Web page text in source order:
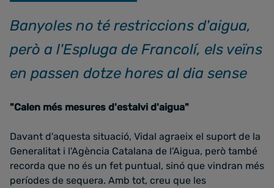
Banyoles no té restriccions d'aigua,
però a l'Espluga de Francolí, els veïns
en passen dotze hores al dia sense
"Calen més mesures d'estalvi d'aigua"
Davant d'aquesta situació, Vidal agraeix el suport de la
Generalitat i l'Agència Catalana de l'Aigua, però també
recorda que no és un fet puntual, sinó que vindran més
períodes de sequera. Amb tot, creu que les